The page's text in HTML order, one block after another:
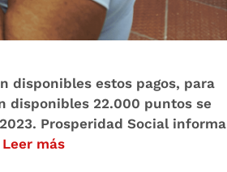
disponibles estos pagos, para
disponibles 22.000 puntos se
Prosperidad Social informa
Leer más